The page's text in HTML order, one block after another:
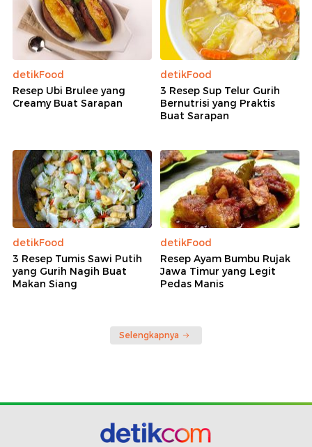
detikFood
Resep Ubi Brulee yang
Creamy Buat Sarapan
detikFood
3 Resep Sup Telur Gurih
Bernutrisi yang Praktis
Buat Sarapan
detikFood
3 Resep Tumis Sawi Putih
yang Gurih Nagih Buat
Makan Siang
detikFood
Resep Ayam Bumbu Rujak
Jawa Timur yang Legit
Pedas Manis
Selengkapnya